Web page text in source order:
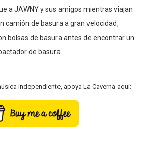
a JAWNY y sus amigos mientras viajan
camión de basura a gran velocidad,
bolsas de basura antes de encontrar un
de basura. .
independiente, apoya La Caverna aquí: